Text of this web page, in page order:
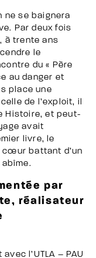
ne se baignera
Par deux fois
à trente ans
le
du « Père
au danger et
place une
de l’exploit, il
Histoire, et peut-
avait
livre, le
cœur battant d’un
abîme.
par
réalisateur
l’UTLA – PAU